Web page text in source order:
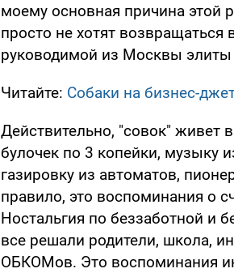
моему основная причина этой
просто не хотят
руководимой из Москвы элиты
Читайте: Собаки на бизнес-
Действительно, "совок" живет
булочек по 3 копейки, музыку
газировку из автоматов,
правило, это воспоминания о
Ностальгия по беззаботной и
все решали родители, школа,
ОБКОМов. Это воспоминания